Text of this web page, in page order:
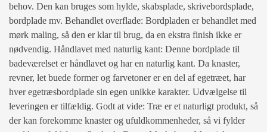
behov. Den kan bruges som hylde, skabsplade, skrivebordsplade,
bordplade mv. Behandlet overflade: Bordpladen er behandlet med
mørk maling, så den er klar til brug, da en ekstra finish ikke er
nødvendig. Håndlavet med naturlig kant: Denne bordplade til
badeværelset er håndlavet og har en naturlig kant. Da knaster,
revner, let buede former og farvetoner er en del af egetræet, har
hver egetræsbordplade sin egen unikke karakter. Udvælgelse til
leveringen er tilfældig. Godt at vide: Træ er et naturligt produkt, så
der kan forekomme knaster og ufuldkommenheder, så vi fylder